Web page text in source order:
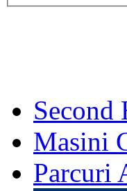
Second
Masini
Parcuri